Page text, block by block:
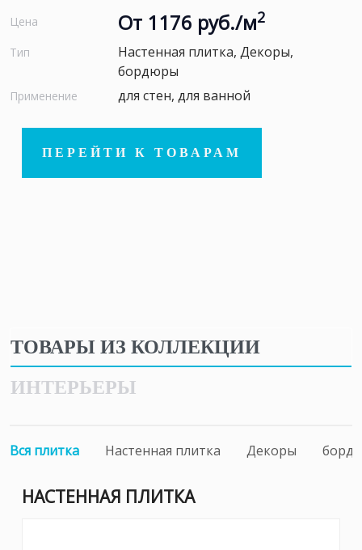
Цена От 1176 руб./м2
Тип
Настенная плитка, Декоры,
бордюры
Применение для стен, для ванной
ПЕРЕЙТИ К ТОВАРАМ
ТОВАРЫ ИЗ КОЛЛЕКЦИИ
ИНТЕРЬЕРЫ
Вся плитка Настенная плитка Декоры
НАСТЕННАЯ ПЛИТКА